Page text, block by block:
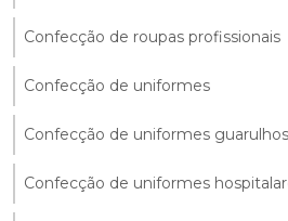
Confecção de roupas profissionais
Confecção de uniformes
Confecção de uniformes guarulhos
Confecção de uniformes